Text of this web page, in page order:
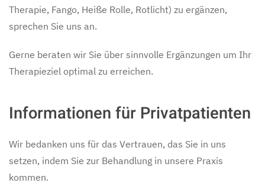
Therapie, Fango, Heiße Rolle, Rotlicht) zu ergänzen,
sprechen Sie uns an.
Gerne beraten wir Sie über sinnvolle Ergänzungen um Ihr
Therapieziel optimal zu erreichen.
Informationen für Privatpatienten
Wir bedanken uns für das Vertrauen, das Sie in uns
setzen, indem Sie zur Behandlung in unsere Praxis
kommen.